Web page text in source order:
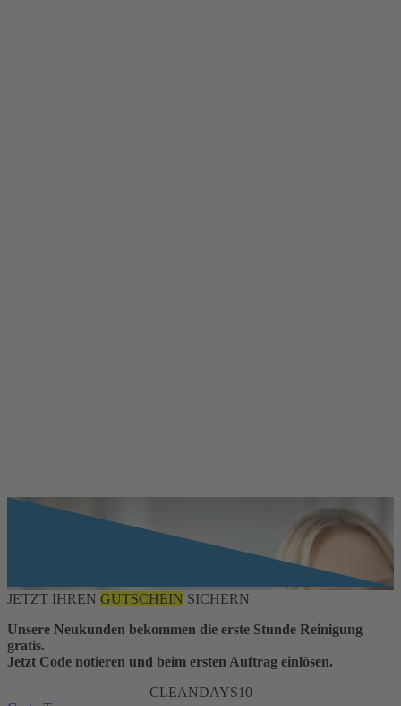
JETZT IHREN GUTSCHEIN SICHERN
Unsere Neukunden bekommen die erste Stunde Reinigung
gratis.
Jetzt Code notieren und beim ersten Auftrag einlösen.
CLEANDAYS10